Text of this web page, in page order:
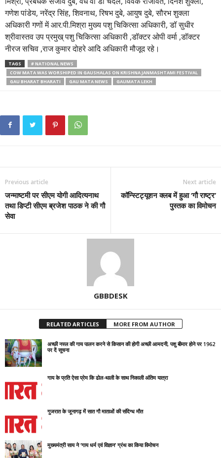
गणेश पांडेय, नरेंद्र सिंह, शिवनाथ, रिषभ दुबे, आयुष दुबे, सौरभ शुक्ला
अधिकारी गणों में आर.पी.मिश्रा मुख्य पशु चिकित्सा अधिकारी, डॉ सुधीर
श्रीवास्तव उप प्रमुख् पशु चिकित्सा अधिकारी ,डॉक्टर ओपी वर्मा ,डॉक्टर
नीरज सचिव ,राज कुमार दोहरे आदि अधिकारी मौजूद रहे।
TAGS
# NATIONAL NEWS
COW MATA WAS WORSHIPED IN GAUSHALAS ON KRISHNA JANMASHTAMI FESTIVAL
GAU BHARAT BHARATI
GAU MATA NEWS GAUMATA LEKH
Previous article
जन्माष्टमी पर सीएम योगी आदित्यनाथ
तथा डिप्टी सीएम ब्रजेश पाठक ने की गौ
सेवा
Next article
कॉन्स्टिट्यूशन क्लब में हुआ ‘गौ राष्ट्र’
पुस्तक का विमोचन
GBBDESK
RELATED ARTICLES MORE FROM AUTHOR
अच्छी नस्ल की गाय पालन करने से किसान की होगी अच्छी आमदनी, पशु बीमार होने पर 1962
पर दें सूचना
गाय के प्रति ऐसा प्रेम कि ढोल-थाली के साथ निकाली अंतिम यात्रा
गुजरात के जूनागढ़ में सात गौ माताओं की संदिग्ध मौत
मुख्यमंत्री साय ने ‘गाय धर्म एवं विज्ञान’ ग्रंथ का किया विमोचन